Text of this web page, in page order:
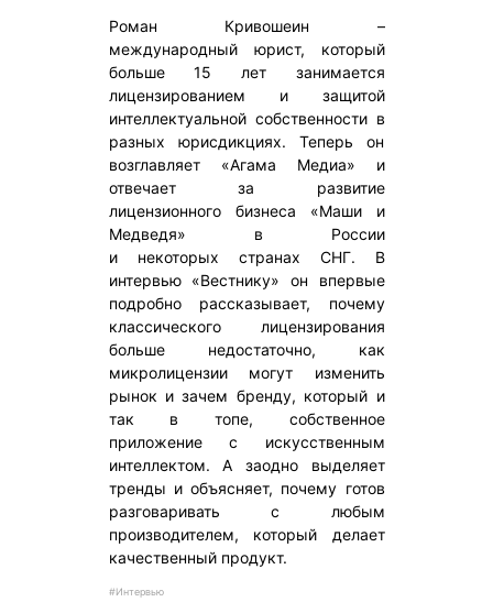
Роман Кривошеин –
международный юрист, который
больше 15 лет занимается
лицензированием и защитой
интеллектуальной собственности в
разных юрисдикциях. Теперь он
возглавляет «Агама Медиа» и
отвечает за развитие
лицензионного бизнеса «Маши и
Медведя» в России
и некоторых странах СНГ. В
интервью «Вестнику» он впервые
подробно рассказывает, почему
классического лицензирования
больше недостаточно, как
микролицензии могут изменить
рынок и зачем бренду, который и
так в топе, собственное
приложение с искусственным
интеллектом. А заодно выделяет
тренды и объясняет, почему готов
разговаривать с любым
производителем, который делает
качественный продукт.
#Интервью